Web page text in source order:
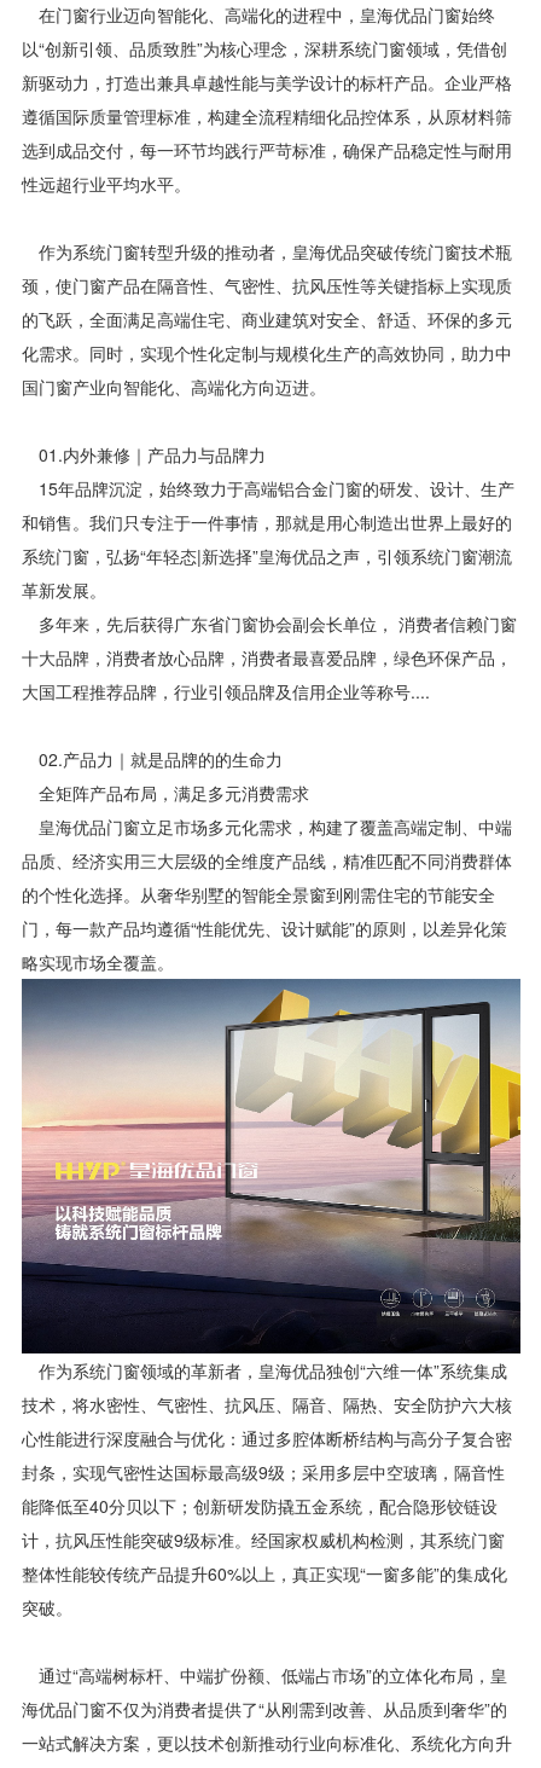
在门窗行业迈向智能化、高端化的进程中，皇海优品门窗始终
以“创新引领、品质致胜”为核心理念，深耕系统门窗领域，凭借创
新驱动力，打造出兼具卓越性能与美学设计的标杆产品。企业严格
遵循国际质量管理标准，构建全流程精细化品控体系，从原材料筛
选到成品交付，每一环节均践行严苛标准，确保产品稳定性与耐用
性远超行业平均水平。
作为系统门窗转型升级的推动者，皇海优品突破传统门窗技术瓶
颈，使门窗产品在隔音性、气密性、抗风压性等关键指标上实现质
的飞跃，全面满足高端住宅、商业建筑对安全、舒适、环保的多元
化需求。同时，实现个性化定制与规模化生产的高效协同，助力中
国门窗产业向智能化、高端化方向迈进。
01.内外兼修｜产品力与品牌力
15年品牌沉淀，始终致力于高端铝合金门窗的研发、设计、生产
和销售。我们只专注于一件事情，那就是用心制造出世界上最好的
系统门窗，弘扬“年轻态|新选择”皇海优品之声，引领系统门窗潮流
革新发展。
多年来，先后获得广东省门窗协会副会长单位， 消费者信赖门窗
十大品牌，消费者放心品牌，消费者最喜爱品牌，绿色环保产品，
大国工程推荐品牌，行业引领品牌及信用企业等称号....
02.产品力｜就是品牌的的生命力
全矩阵产品布局，满足多元消费需求
皇海优品门窗立足市场多元化需求，构建了覆盖高端定制、中端
品质、经济实用三大层级的全维度产品线，精准匹配不同消费群体
的个性化选择。从奢华别墅的智能全景窗到刚需住宅的节能安全
门，每一款产品均遵循“性能优先、设计赋能”的原则，以差异化策
略实现市场全覆盖。
作为系统门窗领域的革新者，皇海优品独创“六维一体”系统集成
技术，将水密性、气密性、抗风压、隔音、隔热、安全防护六大核
心性能进行深度融合与优化：通过多腔体断桥结构与高分子复合密
封条，实现气密性达国标最高级9级；采用多层中空玻璃，隔音性
能降低至40分贝以下；创新研发防撬五金系统，配合隐形铰链设
计，抗风压性能突破9级标准。经国家权威机构检测，其系统门窗
整体性能较传统产品提升60%以上，真正实现“一窗多能”的集成化
突破。
通过“高端树标杆、中端扩份额、低端占市场”的立体化布局，皇
海优品门窗不仅为消费者提供了“从刚需到改善、从品质到奢华”的
一站式解决方案，更以技术创新推动行业向标准化、系统化方向升